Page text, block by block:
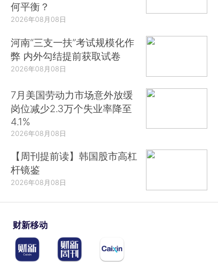
何平衡？
2026年08月08日
河南“三支一扶”考试规模化作
弊 内外勾结提前获取试卷
2026年08月08日
7月美国劳动力市场意外放缓
岗位减少2.3万个失业率降至
4.1%
2026年08月08日
【周刊提前读】韩国股市高杠
杆镜鉴
2026年08月08日
财新移动